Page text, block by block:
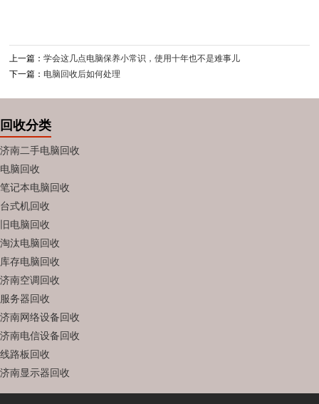
上一篇：学会这几点电脑保养小常识，使用十年也不是难事儿
下一篇： 电脑回收后如何处理
回收分类
济南二手电脑回收
电脑回收
笔记本电脑回收
台式机回收
旧电脑回收
淘汰电脑回收
库存电脑回收
济南空调回收
服务器回收
济南网络设备回收
济南电信设备回收
线路板回收
济南显示器回收